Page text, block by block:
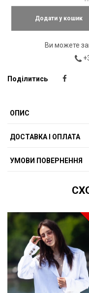
Додати у кошик
Ви можете
Поділитись
ОПИС
ДОСТАВКА І ОПЛАТА
УМОВИ ПОВЕРНЕННЯ